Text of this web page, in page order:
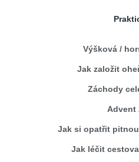
Výšková /
Jak založit
Záchody
Advent
Jak si opatřit
Jak léčit